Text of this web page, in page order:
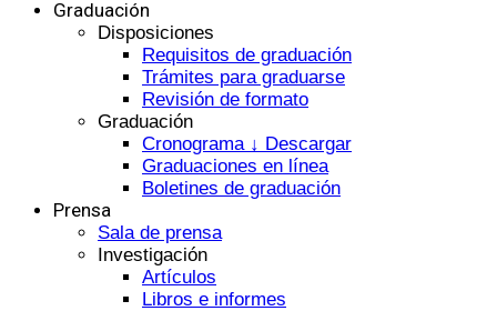
Graduación
Disposiciones
Requisitos de graduación
Trámites para graduarse
Revisión de formato
Graduación
Cronograma ↓ Descargar
Graduaciones en línea
Boletines de graduación
Prensa
Sala de prensa
Investigación
Artículos
Libros e informes